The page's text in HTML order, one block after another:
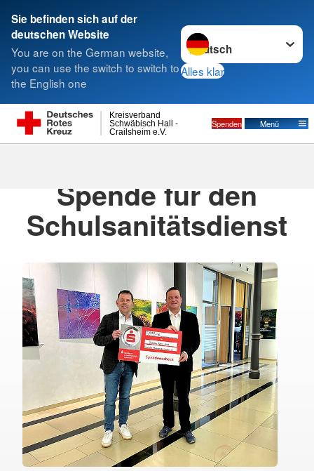
Sie befinden sich auf der
deutschen Website
You are on the German website,
you can use the switch to switch to
the English one
Sprache wechseln zu
Alles klar
Crailsheim e.V.
Schwäbisch Hall -
Kreisverband
Spenden Menü
Suche
Spende für den
Schulsanitätsdienst